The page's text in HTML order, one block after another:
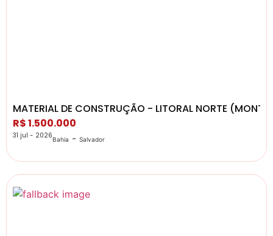
MATERIAL DE CONSTRUÇÃO - LITORAL NORTE
R$ 1.500.000
31 jul - 2026Bahia - Salvador